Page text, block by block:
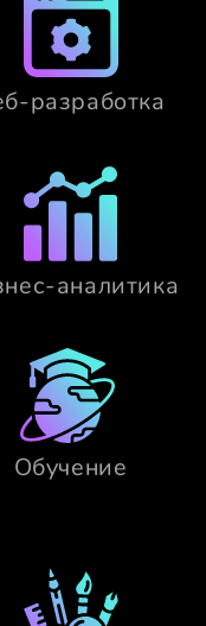
разработка
аналитика
Обучение